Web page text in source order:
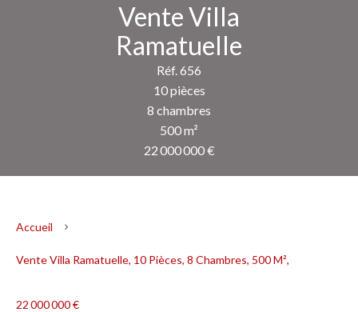
Vente Villa
Ramatuelle
Réf. 656
10 pièces
8 chambres
500 m²
22 000 000 €
Accueil
Vente Villa Ramatuelle, 10 Pièces, 8 Chambres, 500 M²,
22 000 000 €